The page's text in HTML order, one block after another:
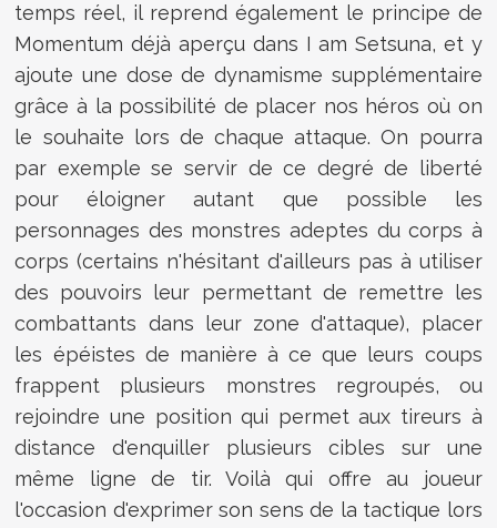
temps réel, il reprend également le principe de
Momentum déjà aperçu dans I am Setsuna, et y
ajoute une dose de dynamisme supplémentaire
grâce à la possibilité de placer nos héros où on
le souhaite lors de chaque attaque. On pourra
par exemple se servir de ce degré de liberté
pour éloigner autant que possible les
personnages des monstres adeptes du corps à
corps (certains n'hésitant d'ailleurs pas à utiliser
des pouvoirs leur permettant de remettre les
combattants dans leur zone d'attaque), placer
les épéistes de manière à ce que leurs coups
frappent plusieurs monstres regroupés, ou
rejoindre une position qui permet aux tireurs à
distance d'enquiller plusieurs cibles sur une
même ligne de tir. Voilà qui offre au joueur
l'occasion d'exprimer son sens de la tactique lors